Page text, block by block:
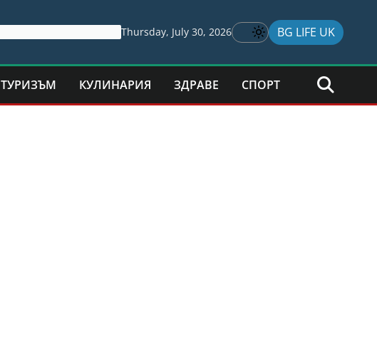
Thursday, July 30, 2026 BG LIFE UK
ТУРИЗЪМ КУЛИНАРИЯ ЗДРАВЕ СПОРТ